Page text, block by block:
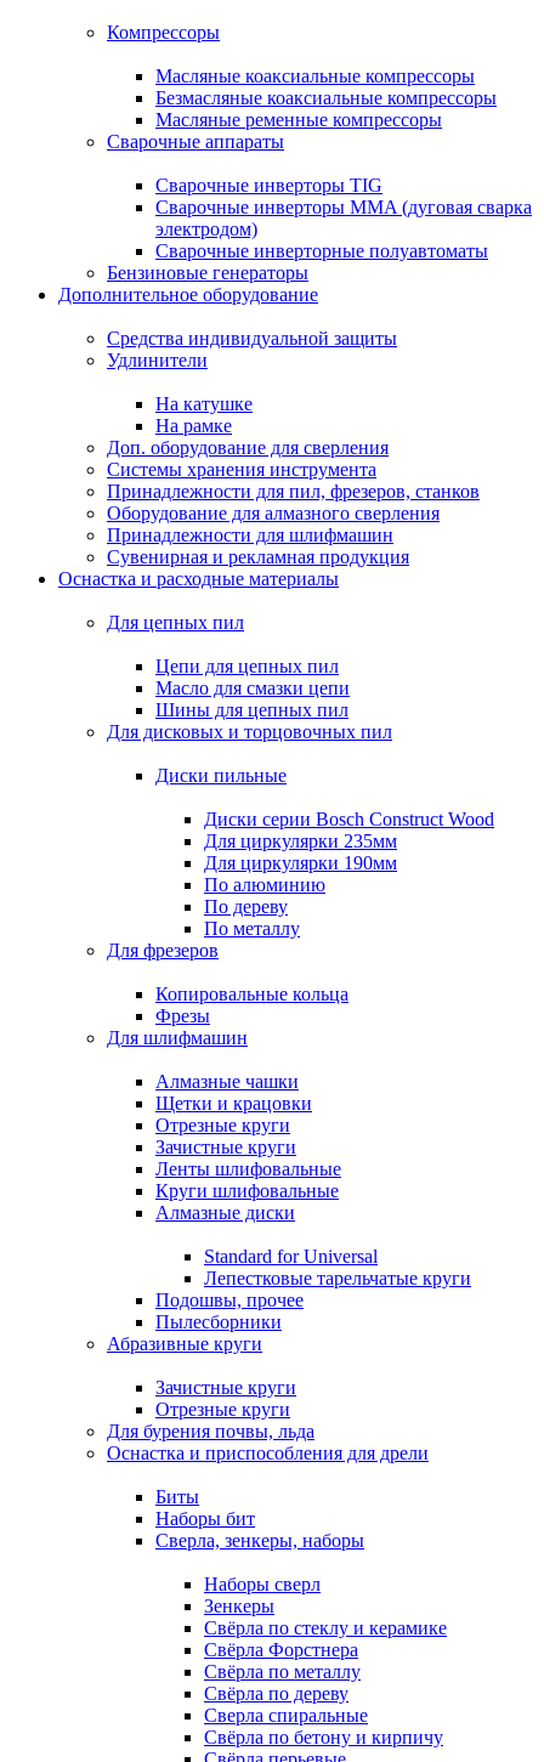
Компрессоры
Масляные коаксиальные компрессоры
Безмасляные коаксиальные компрессоры
Масляные ременные компрессоры
Сварочные аппараты
Сварочные инверторы TIG
Сварочные инверторы MMA (дуговая сварка
электродом)
Сварочные инверторные полуавтоматы
Бензиновые генераторы
Дополнительное оборудование
Средства индивидуальной защиты
Удлинители
На катушке
На рамке
Доп. оборудование для сверления
Системы хранения инструмента
Принадлежности для пил, фрезеров, станков
Оборудование для алмазного сверления
Принадлежности для шлифмашин
Сувенирная и рекламная продукция
Оснастка и расходные материалы
Для цепных пил
Цепи для цепных пил
Масло для смазки цепи
Шины для цепных пил
Для дисковых и торцовочных пил
Диски пильные
Диски серии Bosch Construct Wood
Для циркулярки 235мм
Для циркулярки 190мм
По алюминию
По дереву
По металлу
Для фрезеров
Копировальные кольца
Фрезы
Для шлифмашин
Алмазные чашки
Щетки и крацовки
Отрезные круги
Зачистные круги
Ленты шлифовальные
Круги шлифовальные
Алмазные диски
Standard for Universal
Лепестковые тарельчатые круги
Подошвы, прочее
Пылесборники
Абразивные круги
Зачистные круги
Отрезные круги
Для бурения почвы, льда
Оснастка и приспособления для дрели
Биты
Наборы бит
Сверла, зенкеры, наборы
Наборы сверл
Зенкеры
Свёрла по стеклу и керамике
Свёрла Форстнера
Свёрла по металлу
Свёрла по дереву
Сверла спиральные
Свёрла по бетону и кирпичу